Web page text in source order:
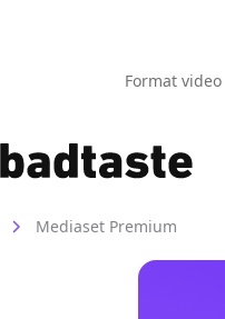
Format video
Mediaset Premium